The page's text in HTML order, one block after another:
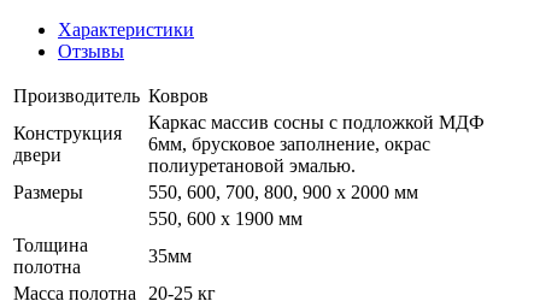
Характеристики
Отзывы
Производитель Ковров
Конструкция
двери
Каркас массив сосны с подложкой МДФ
6мм, брусковое заполнение, окрас
полиуретановой эмалью.
Размеры
550, 600, 700, 800, 900 x 2000 мм
550, 600 х 1900 мм
Толщина
полотна
35мм
Масса полотна
20-25 кг